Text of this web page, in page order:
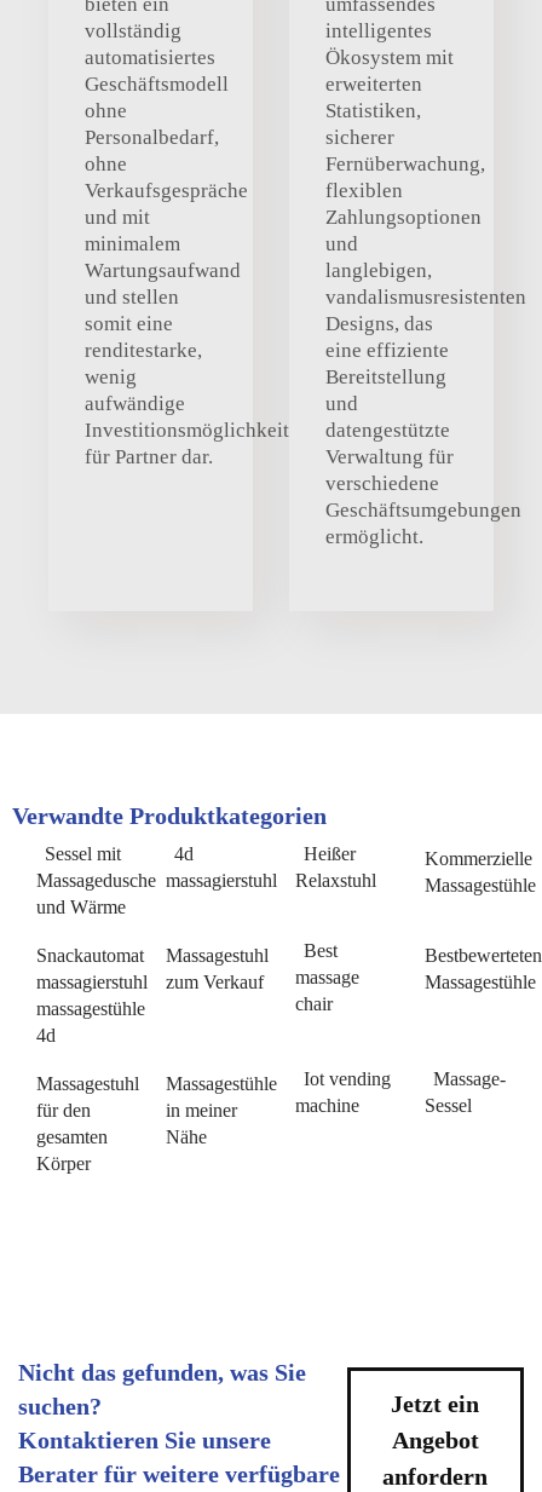
vollständig
automatisiertes
Geschäftsmodell
ohne
Personalbedarf,
ohne
Verkaufsgespräche
und mit
minimalem
Wartungsaufwand
und stellen
somit eine
renditestarke,
wenig
aufwändige
Investitionsmöglichkeit
für Partner dar.
intelligentes
Ökosystem mit
erweiterten
Statistiken,
sicherer
Fernüberwachung,
flexiblen
Zahlungsoptionen
und
langlebigen,
vandalismusresistenten
Designs, das
eine effiziente
Bereitstellung
und
datengestützte
Verwaltung für
verschiedene
Geschäftsumgebungen
ermöglicht.
Verwandte Produktkategorien
Sessel mit
Massagedusche
und Wärme
4d
massagierstuhl
Heißer
Relaxstuhl
Kommerzielle
Massagestühle
Snackautomat
massagierstuhl
massagestühle
4d
Massagestuhl
zum Verkauf
Best
massage
chair
Bestbewerteten
Massagestühle
Massagestuhl
für den
gesamten
Körper
Massagestühle
in meiner
Nähe
Iot vending
machine
Massage-
Sessel
Nicht das gefunden, was Sie
suchen?
Kontaktieren Sie unsere
Berater für weitere verfügbare
Jetzt ein
Angebot
anfordern